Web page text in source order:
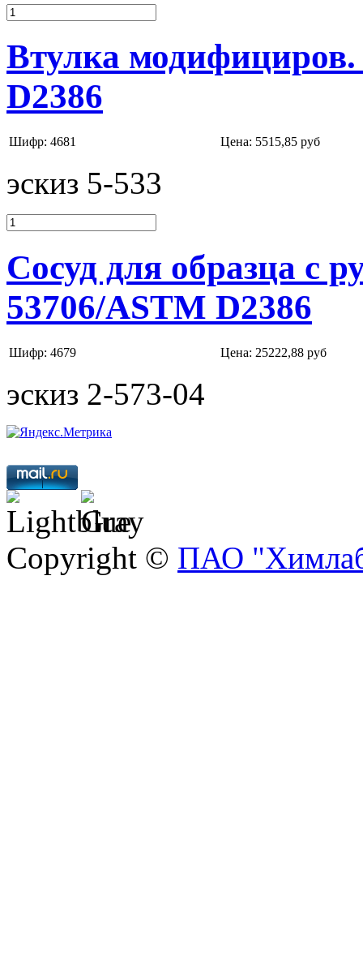
Втулка
D2386
Шифр: 4681 Цена: 5515,85 руб
эскиз 5-533
Сосуд для образца с
53706/ASTM D2386
Шифр: 4679 Цена: 25222,88 руб
эскиз 2-573-04
Copyright © ПАО